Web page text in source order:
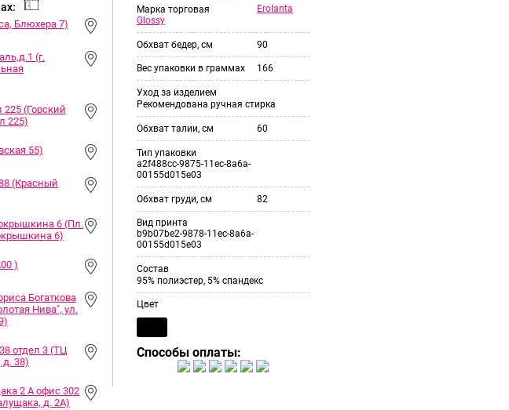
Блюхера 7)
(г.
225 (Горский
225)
55)
(Красный
6 (Пл.
6)
)
Богаткова
Нива", ул.
отдел 3 (ТЦ
д. 38)
2 А офис 302
д. 2А)
Марка торговая
Erolanta
Glossy
Обхват бедер, см 90
Вес упаковки в граммах 166
Уход за изделием
Рекомендована ручная стирка
Обхват талии, см 60
Тип упаковки
a2f488cc-9875-11ec-8a6a-
00155d015e03
Обхват груди, см 82
Вид принта
b9b07be2-9878-11ec-8a6a-
00155d015e03
Состав
95% полиэстер, 5% спандекс
Цвет
Способы оплаты: